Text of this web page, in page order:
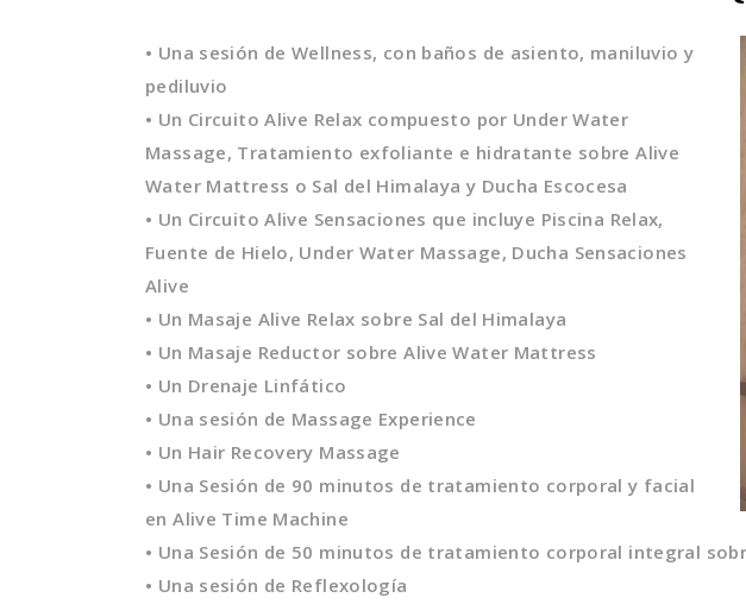
• Una sesión de Wellness, con baños de asiento, maniluvio y
pediluvio
• Un Circuito Alive Relax compuesto por Under Water
Massage, Tratamiento exfoliante e hidratante sobre Alive
Water Mattress o Sal del Himalaya y Ducha Escocesa
• Un Circuito Alive Sensaciones que incluye Piscina Relax,
Fuente de Hielo, Under Water Massage, Ducha Sensaciones
Alive
• Un Masaje Alive Relax sobre Sal del Himalaya
• Un Masaje Reductor sobre Alive Water Mattress
• Un Drenaje Linfático
• Una sesión de Massage Experience
• Un Hair Recovery Massage
• Una Sesión de 90 minutos de tratamiento corporal y facial
en Alive Time Machine
• Una Sesión de 50 minutos de tratamiento corporal integral
• Una sesión de Reflexología